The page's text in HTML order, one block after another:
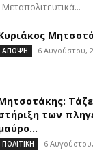
ΑΠΟΨΗ 6 Αυγούστου,
των
ΠΟΛΙΤΙΚΗ 6